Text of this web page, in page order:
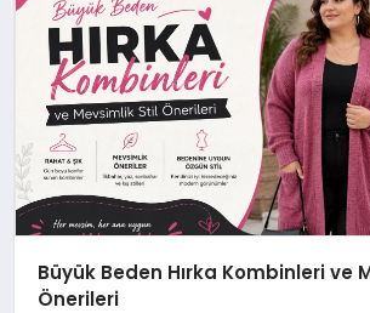
Büyük Beden Hırka Kombinleri ve
Önerileri